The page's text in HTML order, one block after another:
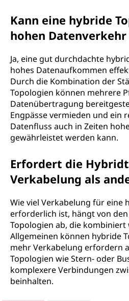
Kann eine hybride
hohen
Ja, eine gut durchdachte
hohes Datenaufkommen
Durch die Kombination der
Topologien können mehrere
Datenübertragung
Engpässe vermieden und ein
Datenfluss auch in Zeiten
gewährleistet werden kann.
Erfordert die
Verkabelung als
Wie viel Verkabelung für eine
erforderlich ist, hängt von
Topologien ab, die kombiniert
Allgemeinen können hybride
mehr Verkabelung erfordern
Topologien wie Stern- oder
komplexere Verbindungen
beinhalten.